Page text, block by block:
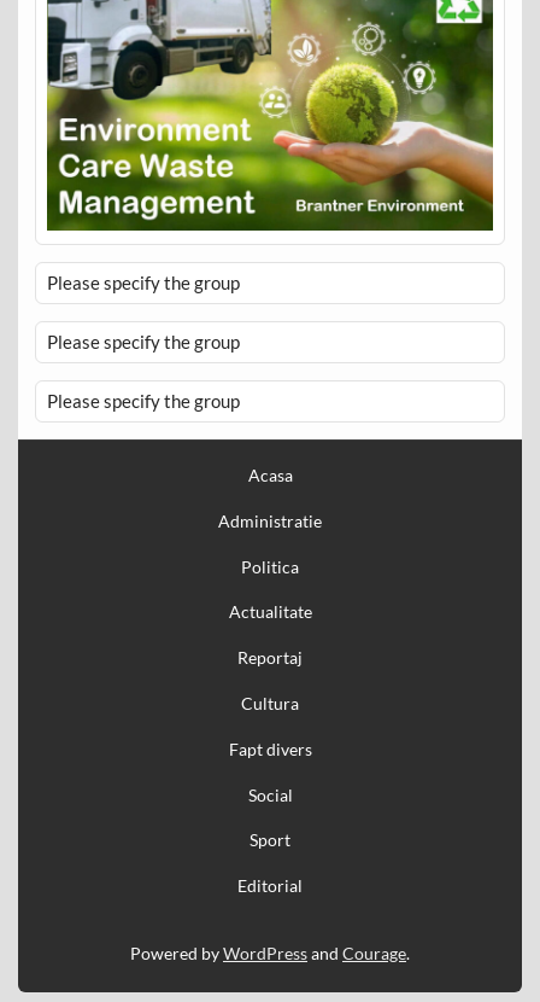
Please specify the group
Please specify the group
Please specify the group
Acasa
Administratie
Politica
Actualitate
Reportaj
Cultura
Fapt divers
Social
Sport
Editorial
Powered byWordPressand Courage.